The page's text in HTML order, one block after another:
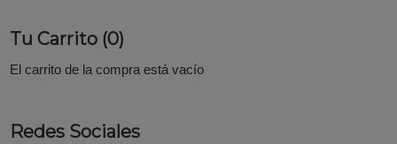
Tu Carrito (0)
El carrito de la compra está vacío
Redes Sociales